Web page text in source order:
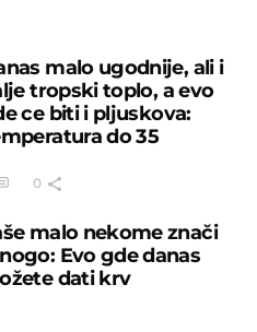
malo ugodnije, ali i
tropski toplo, a evo
ce biti i pljuskova:
do 35
0
malo nekome znači
Evo gde danas
dati krv